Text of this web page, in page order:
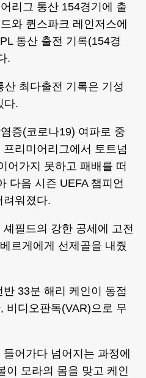
리그 통산 154경기에 출
와 퀸스파크 레인저스에
통산 출전 기록(154경
.
산 최다출전 기록은 기성
다.
증(코로나19) 여파로 중
리미어리그에서 토트넘
어가지 못하고 패배를 떠
다음 시즌 UEFA 챔피언
려워졌다.
필드의 강한 공세에 고전
르게에게 선제골을 내줬
33분 해리 케인이 동점
비디오판독(VAR)으로 무
어가다 넘어지는 과정에
이 모라의 몸을 맞고 케인